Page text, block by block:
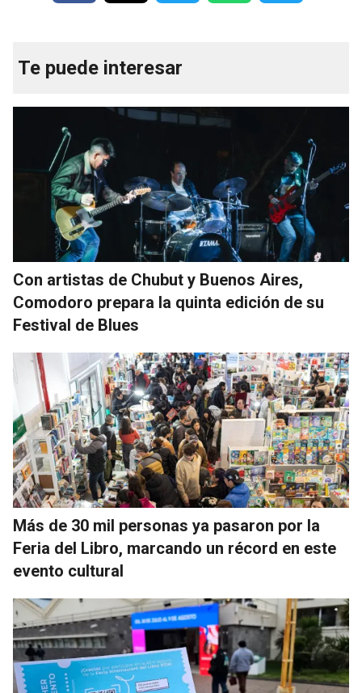
Te puede interesar
Con artistas de Chubut y Buenos Aires,
Comodoro prepara la quinta edición de su
Festival de Blues
Más de 30 mil personas ya pasaron por la
Feria del Libro, marcando un récord en este
evento cultural